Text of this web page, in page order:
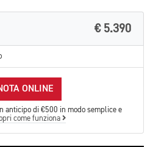
€ 5.390
ONLINE
anticipo di €500 in modo semplice e
come funziona